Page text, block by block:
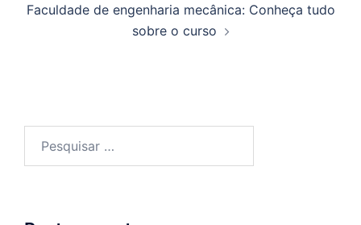
Faculdade de engenharia mecânica: Conheça tudo
sobre o curso
por: